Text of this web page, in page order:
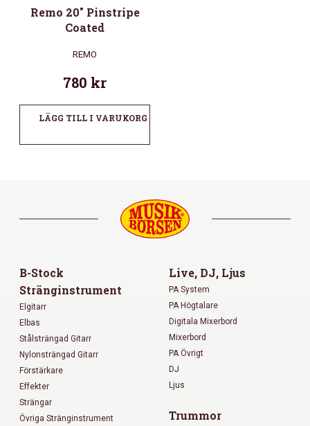
Remo 20″ Pinstripe
Coated
REMO
780 kr
LÄGG TILL I VARUKORG
B-Stock
Stränginstrument
Elgitarr
Elbas
Stålsträngad Gitarr
Nylonsträngad Gitarr
Förstärkare
Effekter
Strängar
Övriga Stränginstrument
Live, DJ, Ljus
PA System
PA Högtalare
Digitala Mixerbord
Mixerbord
PA Övrigt
DJ
Ljus
Trummor